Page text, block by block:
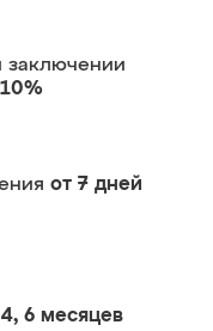
заключении
от 7 дней
6 месяцев